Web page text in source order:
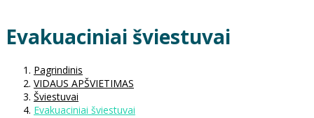
Evakuaciniai šviestuvai
Pagrindinis
VIDAUS APŠVIETIMAS
Šviestuvai
Evakuaciniai šviestuvai